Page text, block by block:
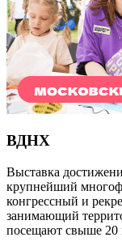
ВДНХ
Выставка
крупнейший
конгрессный и
занимающий
посещают свыше 20